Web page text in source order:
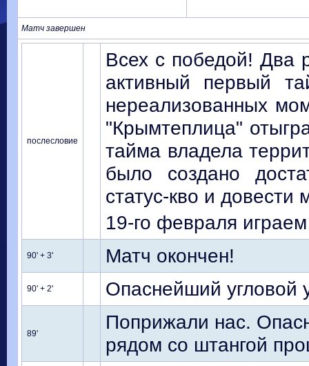
Матч завершен
послесловие
Всех с победой! Два
активный первый
нереализованных
"Крымтеплица"
тайма владела
было создано
статус-кво и
19-го февраля
90' + 3' Матч окончен!
90' + 2' Опаснейший угловой
89'
Поприжали нас.
рядом со штангой